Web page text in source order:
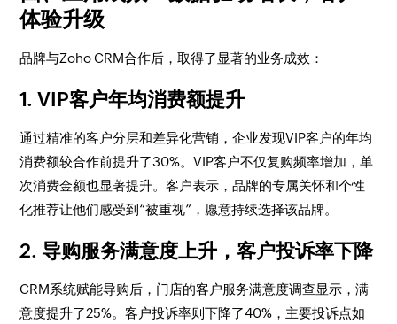
体验升级
品牌与Zoho CRM合作后，取得了显著的业务成效：
1. VIP客户年均消费额提升
通过精准的客户分层和差异化营销，企业发现VIP客户的年均
消费额较合作前提升了30%。VIP客户不仅复购频率增加，单
次消费金额也显著提升。客户表示，品牌的专属关怀和个性
化推荐让他们感受到“被重视”，愿意持续选择该品牌。
2. 导购服务满意度上升，客户投诉率下降
CRM系统赋能导购后，门店的客户服务满意度调查显示，满
意度提升了25%。客户投诉率则下降了40%，主要投诉点如